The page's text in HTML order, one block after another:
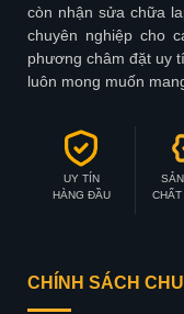
còn nhận sửa chữa
chuyên nghiệp cho
phương châm đặt uy
luôn mong muốn
UY TÍN
HÀNG ĐẦU
CHÍNH SÁCH